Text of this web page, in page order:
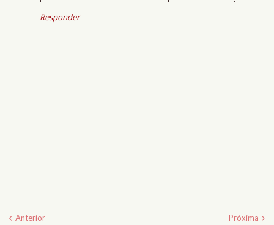
Responder
Anterior Próxima